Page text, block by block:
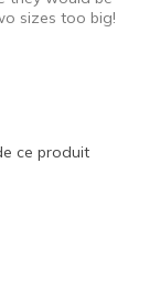
sizes too big!
ce produit